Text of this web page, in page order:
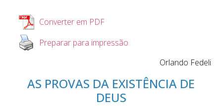
Converter em PDF
Preparar para impressão
Orlando Fedeli
AS PROVAS DA EXISTÊNCIA DE
DEUS